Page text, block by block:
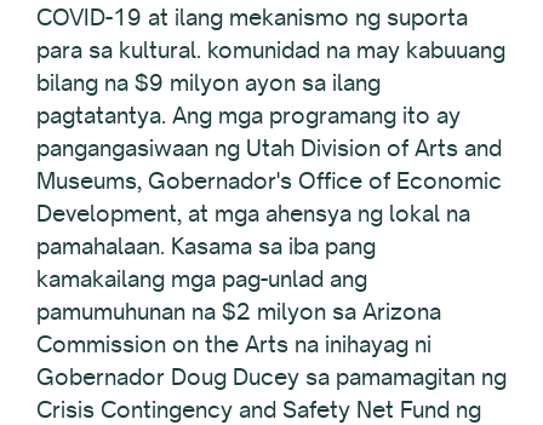
COVID-19 at ilang mekanismo ng suporta
para sa kultural. komunidad na may kabuuang
bilang na $9 milyon ayon sa ilang
pagtatantya. Ang mga programang ito ay
pangangasiwaan ng Utah Division of Arts and
Museums, Gobernador's Office of Economic
Development, at mga ahensya ng lokal na
pamahalaan. Kasama sa iba pang
kamakailang mga pag-unlad ang
pamumuhunan na $2 milyon sa Arizona
Commission on the Arts na inihayag ni
Gobernador Doug Ducey sa pamamagitan ng
Crisis Contingency and Safety Net Fund ng